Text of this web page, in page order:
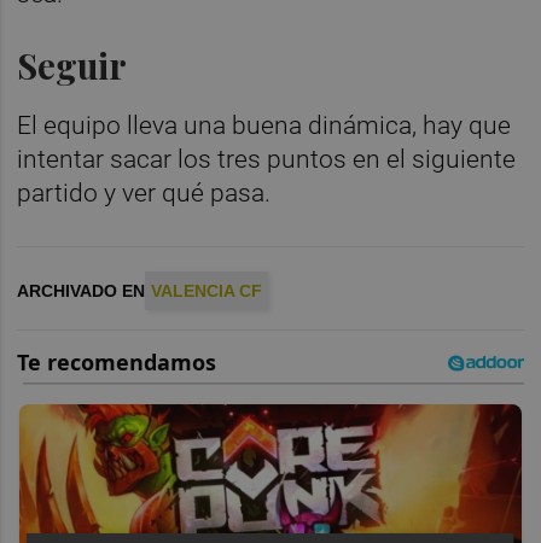
Seguir
El equipo lleva una buena dinámica, hay que
intentar sacar los tres puntos en el siguiente
partido y ver qué pasa.
ARCHIVADO EN VALENCIA CF